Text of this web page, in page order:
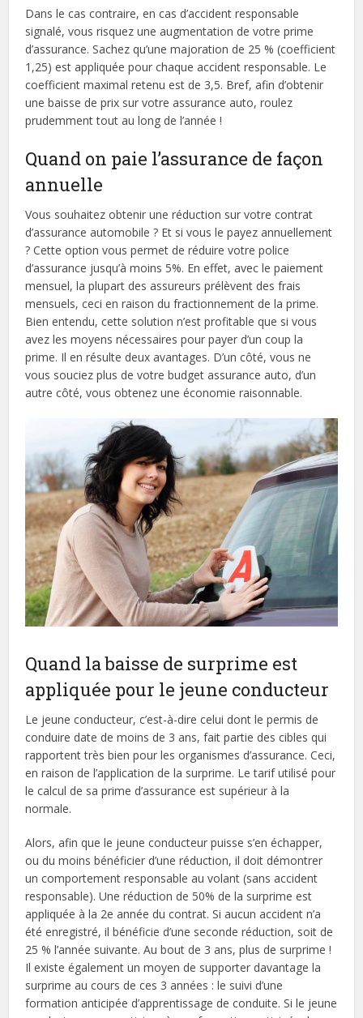
Dans le cas contraire, en cas d’accident responsable
signalé, vous risquez une augmentation de votre prime
d’assurance. Sachez qu’une majoration de 25 % (coefficient
1,25) est appliquée pour chaque accident responsable. Le
coefficient maximal retenu est de 3,5. Bref, afin d’obtenir
une baisse de prix sur votre assurance auto, roulez
prudemment tout au long de l’année !
Quand on paie l’assurance de façon
annuelle
Vous souhaitez obtenir une réduction sur votre contrat
d’assurance automobile ? Et si vous le payez annuellement
? Cette option vous permet de réduire votre police
d’assurance jusqu’à moins 5%. En effet, avec le paiement
mensuel, la plupart des assureurs prélèvent des frais
mensuels, ceci en raison du fractionnement de la prime.
Bien entendu, cette solution n’est profitable que si vous
avez les moyens nécessaires pour payer d’un coup la
prime. Il en résulte deux avantages. D’un côté, vous ne
vous souciez plus de votre budget assurance auto, d’un
autre côté, vous obtenez une économie raisonnable.
Quand la baisse de surprime est
appliquée pour le jeune conducteur
Le jeune conducteur, c’est-à-dire celui dont le permis de
conduire date de moins de 3 ans, fait partie des cibles qui
rapportent très bien pour les organismes d’assurance. Ceci,
en raison de l’application de la surprime. Le tarif utilisé pour
le calcul de sa prime d’assurance est supérieur à la
normale.
Alors, afin que le jeune conducteur puisse s’en échapper,
ou du moins bénéficier d’une réduction, il doit démontrer
un comportement responsable au volant (sans accident
responsable). Une réduction de 50% de la surprime est
appliquée à la 2e année du contrat. Si aucun accident n’a
été enregistré, il bénéficie d’une seconde réduction, soit de
25 % l’année suivante. Au bout de 3 ans, plus de surprime !
Il existe également un moyen de supporter davantage la
surprime au cours de ces 3 années : le suivi d’une
formation anticipée d’apprentissage de conduite. Si le jeune